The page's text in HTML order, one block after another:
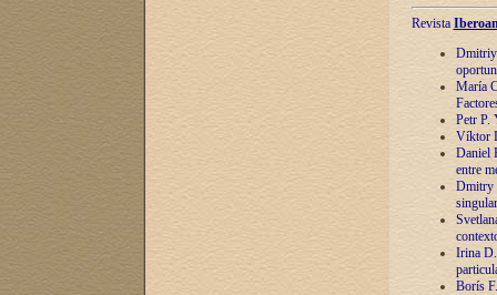
Revista
Dmitriy
María
Petr P.
Víktor
Daniel
entre
Dmitry
Irina
Borís